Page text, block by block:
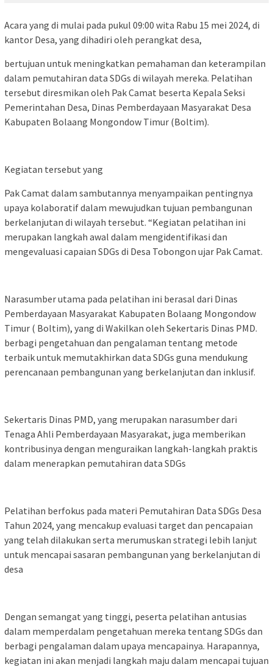
Acara yang di mulai pada pukul 09:00 wita Rabu 15 mei 2024, di
kantor Desa, yang dihadiri oleh perangkat desa,
bertujuan untuk meningkatkan pemahaman dan keterampilan
dalam pemutahiran data SDGs di wilayah mereka. Pelatihan
tersebut diresmikan oleh Pak Camat beserta Kepala Seksi
Pemerintahan Desa, Dinas Pemberdayaan Masyarakat Desa
Kabupaten Bolaang Mongondow Timur (Boltim).
Kegiatan tersebut yang
Pak Camat dalam sambutannya menyampaikan pentingnya
upaya kolaboratif dalam mewujudkan tujuan pembangunan
berkelanjutan di wilayah tersebut. “Kegiatan pelatihan ini
merupakan langkah awal dalam mengidentifikasi dan
mengevaluasi capaian SDGs di Desa Tobongon ujar Pak Camat.
Narasumber utama pada pelatihan ini berasal dari Dinas
Pemberdayaan Masyarakat Kabupaten Bolaang Mongondow
Timur ( Boltim), yang di Wakilkan oleh Sekertaris Dinas PMD.
berbagi pengetahuan dan pengalaman tentang metode
terbaik untuk memutakhirkan data SDGs guna mendukung
perencanaan pembangunan yang berkelanjutan dan inklusif.
Sekertaris Dinas PMD, yang merupakan narasumber dari
Tenaga Ahli Pemberdayaan Masyarakat, juga memberikan
kontribusinya dengan menguraikan langkah-langkah praktis
dalam menerapkan pemutahiran data SDGs
Pelatihan berfokus pada materi Pemutahiran Data SDGs Desa
Tahun 2024, yang mencakup evaluasi target dan pencapaian
yang telah dilakukan serta merumuskan strategi lebih lanjut
untuk mencapai sasaran pembangunan yang berkelanjutan di
desa
Dengan semangat yang tinggi, peserta pelatihan antusias
dalam memperdalam pengetahuan mereka tentang SDGs dan
berbagi pengalaman dalam upaya mencapainya. Harapannya,
kegiatan ini akan menjadi langkah maju dalam mencapai tujuan